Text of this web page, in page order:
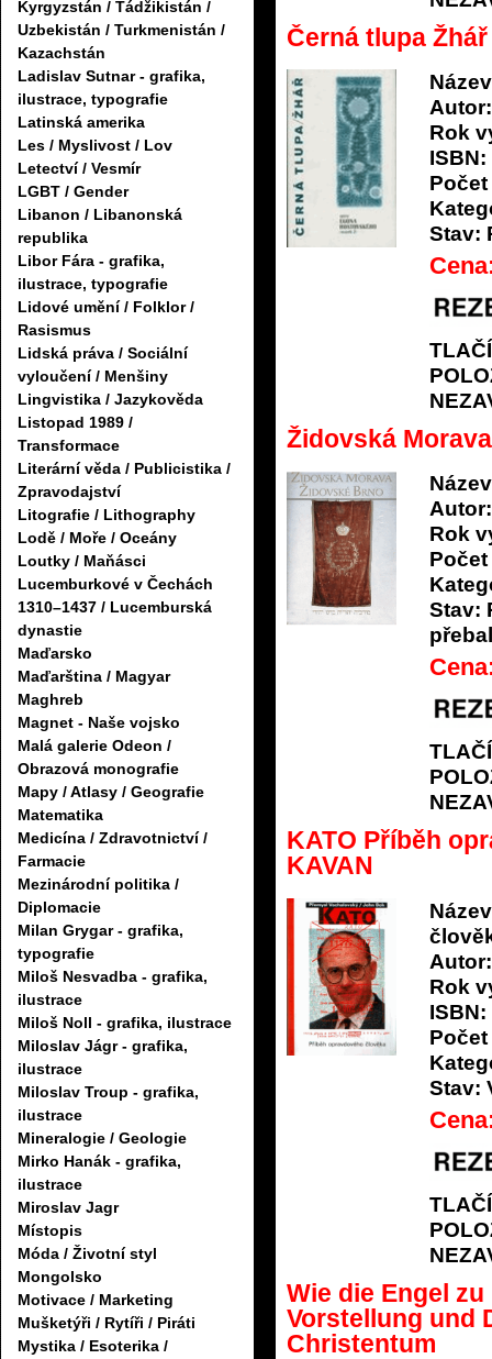
Kyrgyzstán / Tádžikistán /
Uzbekistán / Turkmenistán /
Kazachstán
Ladislav Sutnar - grafika,
ilustrace, typografie
Latinská amerika
Les / Myslivost / Lov
Letectví / Vesmír
LGBT / Gender
Libanon / Libanonská
republika
Libor Fára - grafika,
ilustrace, typografie
Lidové umění / Folklor /
Rasismus
Lidská práva / Sociální
vyloučení / Menšiny
Lingvistika / Jazykověda
Listopad 1989 /
Transformace
Literární věda / Publicistika /
Zpravodajství
Litografie / Lithography
Lodě / Moře / Oceány
Loutky / Maňásci
Lucemburkové v Čechách
1310–1437 / Lucemburská
dynastie
Maďarsko
Maďarština / Magyar
Maghreb
Magnet - Naše vojsko
Malá galerie Odeon /
Obrazová monografie
Mapy / Atlasy / Geografie
Matematika
Medicína / Zdravotnictví /
Farmacie
Mezinárodní politika /
Diplomacie
Milan Grygar - grafika,
typografie
Miloš Nesvadba - grafika,
ilustrace
Miloš Noll - grafika, ilustrace
Miloslav Jágr - grafika,
ilustrace
Miloslav Troup - grafika,
ilustrace
Mineralogie / Geologie
Mirko Hanák - grafika,
ilustrace
Miroslav Jagr
Místopis
Móda / Životní styl
Mongolsko
Motivace / Marketing
Mušketýři / Rytíři / Piráti
Mystika / Esoterika /
Černá tlupa Žhář
Autor:
Rok
ISBN:
Stav:
Židovská
Autor:
Rok
Stav:
KATO Příběh
KAVAN
Autor:
Rok
ISBN:
Stav:
Wie die Engel
Vorstellung und
Christentum